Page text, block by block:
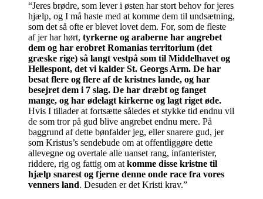
“Jeres brødre, som lever i østen har stort behov for jeres
hjælp, og I må haste med at komme dem til undsætning,
som det så ofte er blevet lovet dem. For, som de fleste
af jer har hørt, tyrkerne og araberne har angrebet
dem og har erobret Romanias territorium (det
græske rige) så langt vestpå som til Middelhavet og
Hellespont, det vi kalder St. Georgs Arm. De har
besat flere og flere af de kristnes lande, og har
besejret dem i 7 slag. De har dræbt og fanget
mange, og har ødelagt kirkerne og lagt riget øde.
Hvis I tillader at fortsætte således et stykke tid endnu vil
de som tror på gud blive angrebet endnu mere. På
baggrund af dette bønfalder jeg, eller snarere gud, jer
som Kristus’s sendebude om at offentliggøre dette
allevegne og overtale alle uanset rang, infanterister,
riddere, rig og fattig om atkomme disse kristne til
hjælp snarest og fjerne denne onde race fra vores
venners land. Desuden er det Kristi krav.”